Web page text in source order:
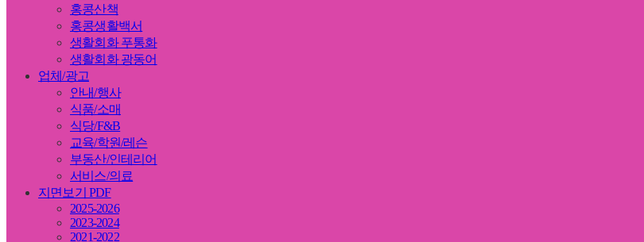
홍콩산책
홍콩생활백서
생활회화 푸통화
생활회화 광동어
업체/광고
안내/행사
식품/소매
식당/F&B
교육/학원/레슨
부동산/인테리어
서비스/의료
지면보기 PDF
2025-2026
2023-2024
2021-2022